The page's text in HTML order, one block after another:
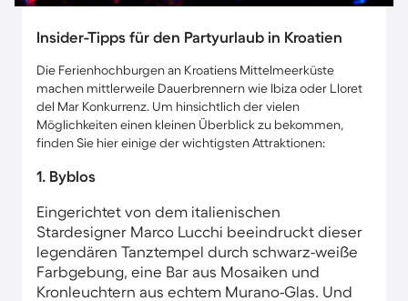
Insider-Tipps für den Partyurlaub in Kroatien
Die Ferienhochburgen an Kroatiens Mittelmeerküste
machen mittlerweile Dauerbrennern wie Ibiza oder Lloret
del Mar Konkurrenz. Um hinsichtlich der vielen
Möglichkeiten einen kleinen Überblick zu bekommen,
finden Sie hier einige der wichtigsten Attraktionen:
1. Byblos
Eingerichtet von dem italienischen
Stardesigner Marco Lucchi beeindruckt dieser
legendären Tanztempel durch schwarz-weiße
Farbgebung, eine Bar aus Mosaiken und
Kronleuchtern aus echtem Murano-Glas. Und